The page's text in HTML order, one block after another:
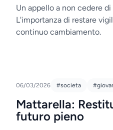
Un appello a non cedere
L'importanza di restare
continuo cambiamento.
06/03/2026 #societa
Mattarella:
futuro pieno